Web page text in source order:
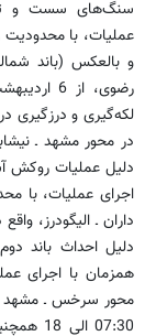
سنگ‌های سست و
عملیات، با
و بالعکس (باند
اجرای عملیات، با
همزمان با اجرای
07:30